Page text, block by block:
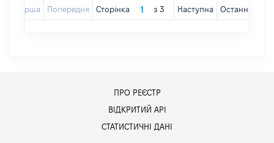
Перша Попередня Сторінка з 3 Наступна Остання
ПРО РЕЄСТР
ВІДКРИТИЙ АРІ
СТАТИСТИЧНІ ДАНІ